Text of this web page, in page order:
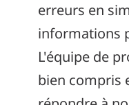
erreurs en
informations
L'équipe de
bien compris